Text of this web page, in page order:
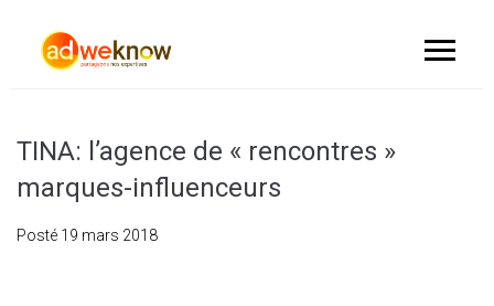
TINA: l’agence de « rencontres »
marques-influenceurs
Posté 19 mars 2018